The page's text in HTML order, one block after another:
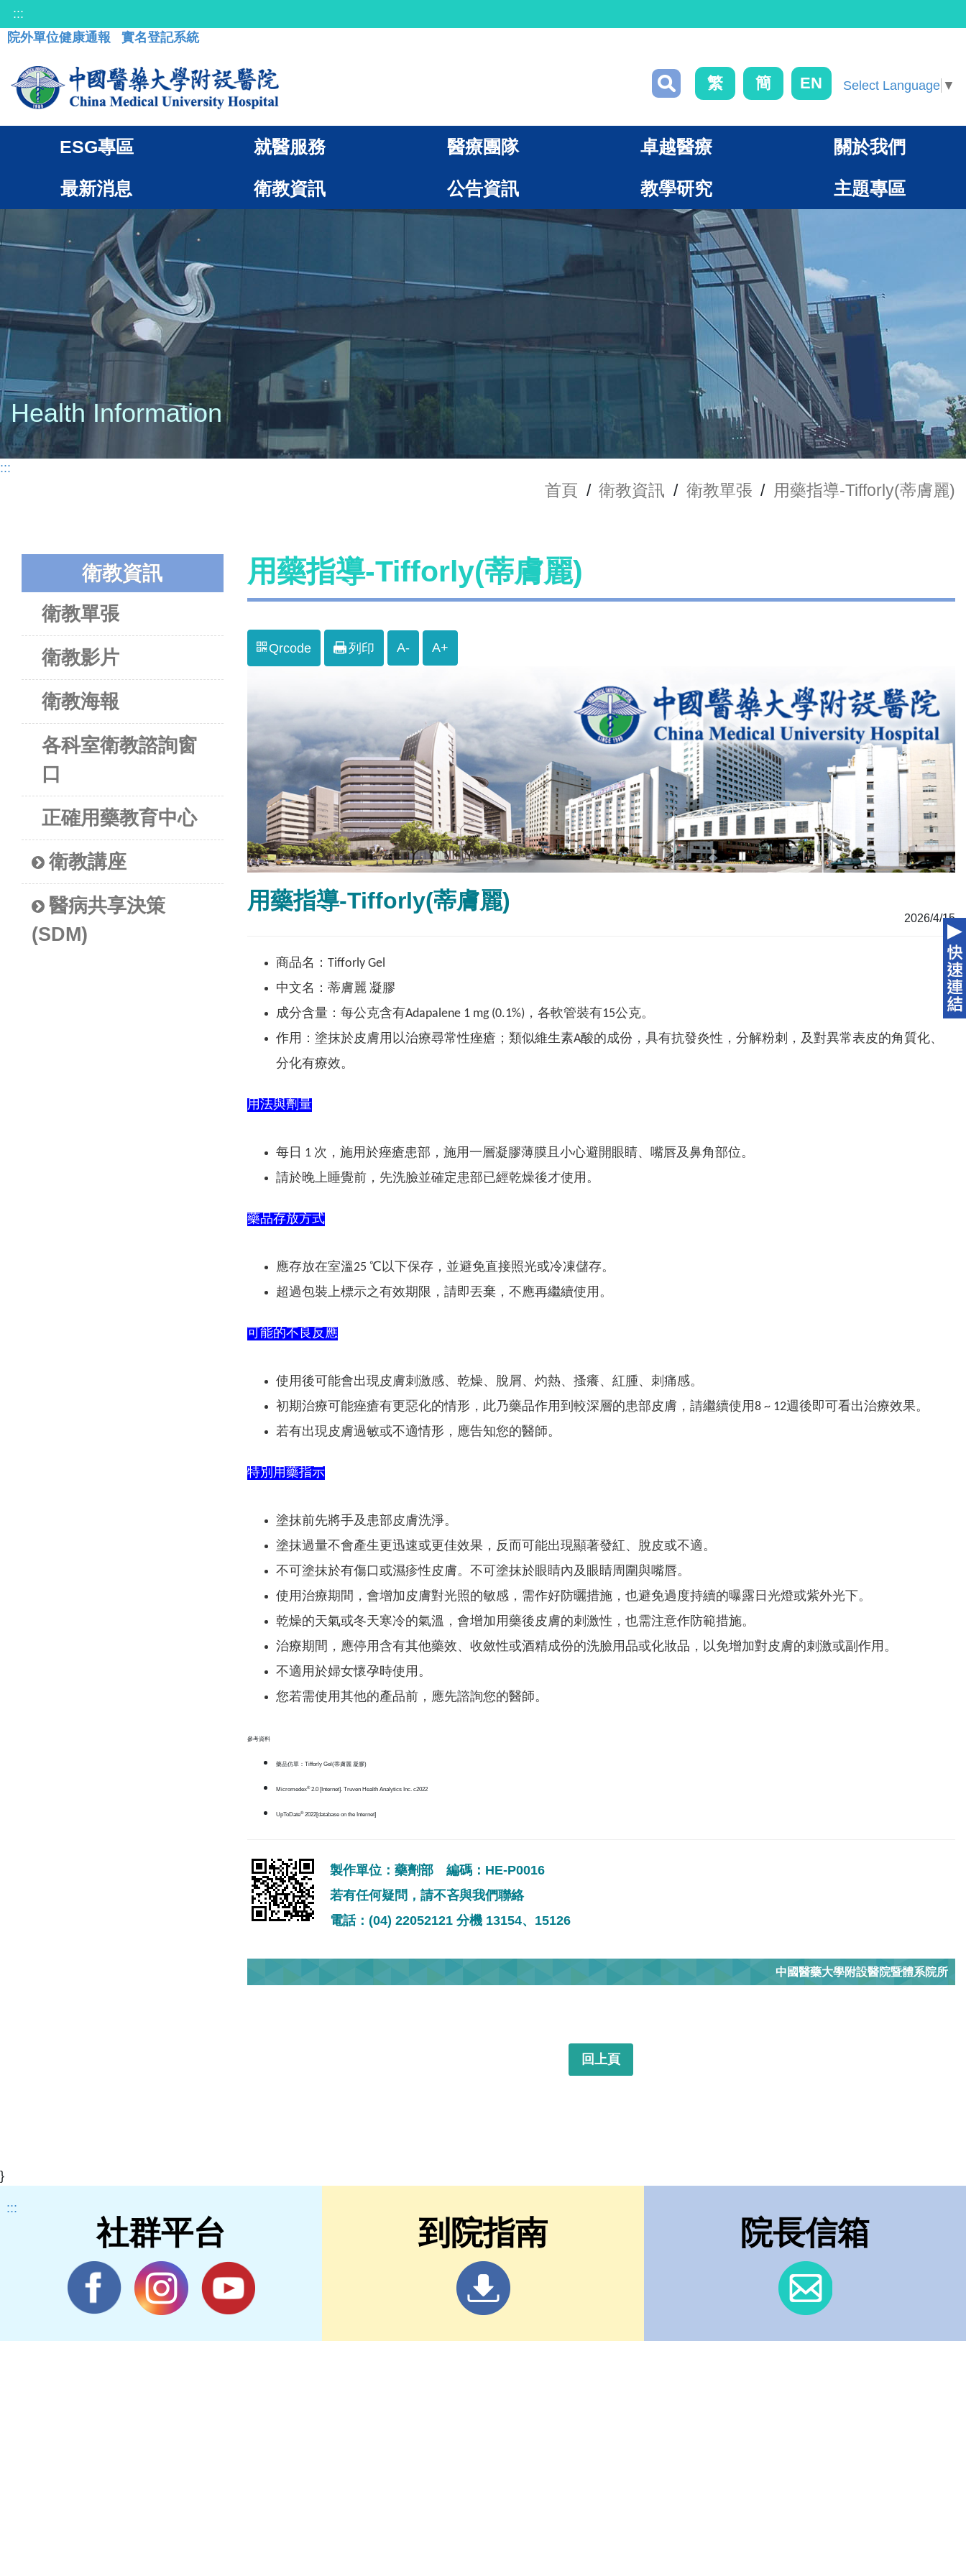
:::
院外單位健康通報
實名登記系統
繁 簡 EN Select Language ▼
ESG專區 就醫服務 醫療團隊 卓越醫療 關於我們
最新消息 衛教資訊 公告資訊 教學研究 主題專區
Health Information
:::
首頁 / 衛教資訊 / 衛教單張 / 用藥指導-Tifforly(蒂膚麗)
衛教資訊
衛教單張
衛教影片
衛教海報
各科室衛教諮詢窗
口
正確用藥教育中心
衛教講座
醫病共享決策
(SDM)
用藥指導-Tifforly(蒂膚麗)
Qrcode 列印 A- A+
用藥指導-Tifforly(蒂膚麗)
2026/4/15
商品名： Tifforly Gel
中文名： 蒂膚麗 凝膠
成分含量： 每公克含有Adapalene 1 mg (0.1%)，各軟管裝有15公克。
作用：塗抹於皮膚用以治療尋常性痤瘡；類似維生素A酸的成份，具有抗發炎性，分解粉刺，及對異常表皮的角質化、
分化有療效。
用法與劑量
每日 1 次，施用於痤瘡患部，施用一層凝膠薄膜且小心避開眼睛、嘴唇及鼻角部位。
請於晚上睡覺前，先洗臉並確定患部已經乾燥後才使用。
藥品存放方式
應存放在室溫25 ℃以下保存，並避免直接照光或冷凍儲存。
超過包裝上標示之有效期限，請即丟棄，不應再繼續使用。
可能的不良反應
使用後可能會出現皮膚刺激感、乾燥、脫屑、灼熱、搔癢、紅腫、刺痛感。
初期治療可能痤瘡有更惡化的情形，此乃藥品作用到較深層的患部皮膚，請繼續使用8 ~ 12週後即可看出治療效果。
若有出現皮膚過敏或不適情形，應告知您的醫師。
特別用藥指示
塗抹前先將手及患部皮膚洗淨。
塗抹過量不會產生更迅速或更佳效果，反而可能出現顯著發紅、脫皮或不適。
不可塗抹於有傷口或濕疹性皮膚。不可塗抹於眼睛內及眼睛周圍與嘴唇。
使用治療期間，會增加皮膚對光照的敏感，需作好防曬措施，也避免過度持續的曝露日光燈或紫外光下。
乾燥的天氣或冬天寒冷的氣溫，會增加用藥後皮膚的刺激性，也需注意作防範措施。
治療期間，應停用含有其他藥效、收斂性或酒精成份的洗臉用品或化妝品，以免增加對皮膚的刺激或副作用。
不適用於婦女懷孕時使用。
您若需使用其他的產品前，應先諮詢您的醫師。
參考資料
藥品仿單：Tifforly Gel(蒂膚麗 凝膠)
Micromedex®2.0 [Internet]. Truven Health Analytics Inc. c2022
UpToDate®2022[database on the Internet]
製作單位：藥劑部 編碼：HE-P0016
若有任何疑問，請不吝與我們聯絡
電話：(04) 22052121 分機 13154、15126
中國醫藥大學附設醫院暨體系院所
回上頁
}
:::
社群平台 到院指南 院長信箱